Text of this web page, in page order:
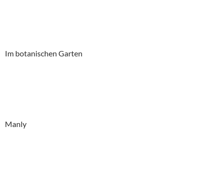
Im botanischen Garten
Manly